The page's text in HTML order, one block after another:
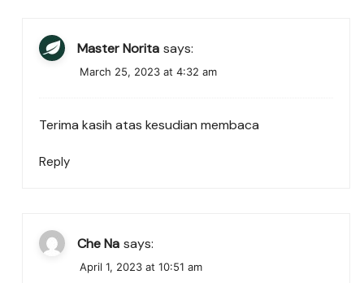
Master Norita says:
March 25, 2023 at 4:32 am
Terima kasih atas kesudian membaca
Reply
Che Na says:
April 1, 2023 at 10:51 am